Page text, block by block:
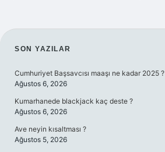
SIDEBAR
SON YAZILAR
Cumhuriyet Başsavcısı maaşı ne kadar 2025 ?
Ağustos 6, 2026
Kumarhanede blackjack kaç deste ?
Ağustos 6, 2026
Ave neyin kısaltması ?
Ağustos 5, 2026